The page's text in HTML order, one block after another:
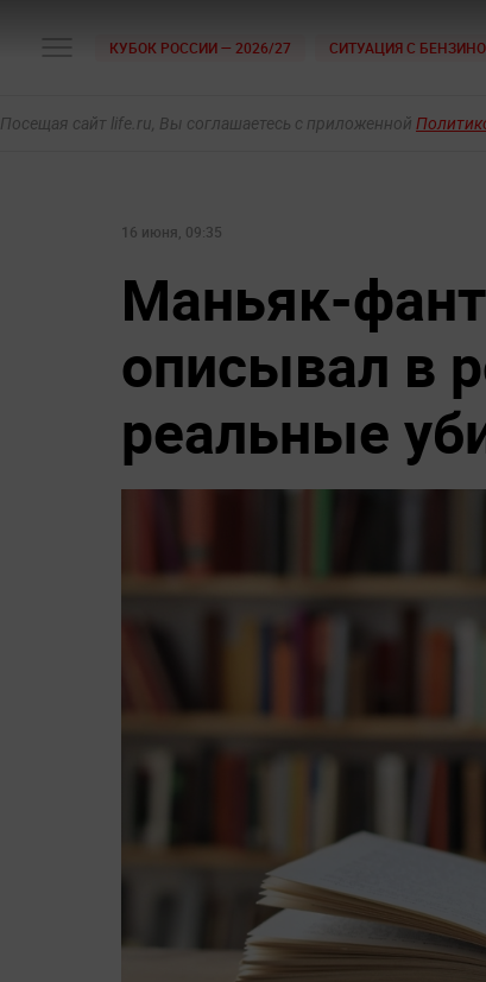
КУБОК РОССИИ — 2026/27 СИТУАЦИЯ С
Посещая сайт life.ru, Вы соглашаетесь с приложенной
16 июня, 09:35
Маньяк-
описывал в
реальные